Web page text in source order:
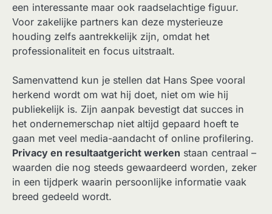
een interessante maar ook raadselachtige figuur.
Voor zakelijke partners kan deze mysterieuze
houding zelfs aantrekkelijk zijn, omdat het
professionaliteit en focus uitstraalt.
Samenvattend kun je stellen dat Hans Spee vooral
herkend wordt om wat hij doet, niet om wie hij
publiekelijk is. Zijn aanpak bevestigt dat succes in
het ondernemerschap niet altijd gepaard hoeft te
gaan met veel media-aandacht of online profilering.
Privacy en resultaatgericht werken staan centraal –
waarden die nog steeds gewaardeerd worden, zeker
in een tijdperk waarin persoonlijke informatie vaak
breed gedeeld wordt.